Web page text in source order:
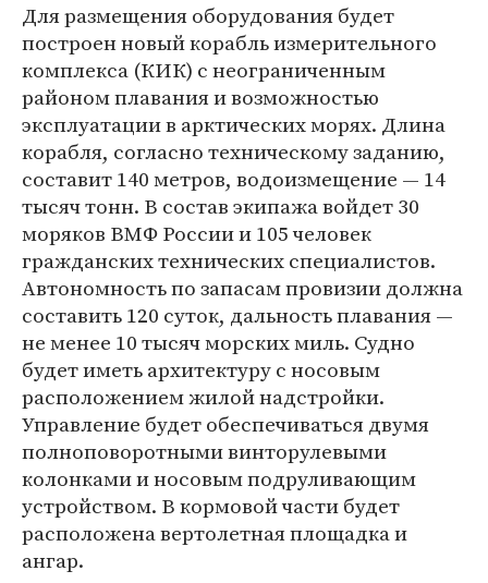
Для размещения оборудования будет
построен новый корабль измерительного
комплекса (КИК) с неограниченным
районом плавания и возможностью
эксплуатации в арктических морях. Длина
корабля, согласно техническому заданию,
составит 140 метров, водоизмещение — 14
тысяч тонн. В состав экипажа войдет 30
моряков ВМФ России и 105 человек
гражданских технических специалистов.
Автономность по запасам провизии должна
составить 120 суток, дальность плавания —
не менее 10 тысяч морских миль. Судно
будет иметь архитектуру с носовым
расположением жилой надстройки.
Управление будет обеспечиваться двумя
полноповоротными винторулевыми
колонками и носовым подруливающим
устройством. В кормовой части будет
расположена вертолетная площадка и
ангар.